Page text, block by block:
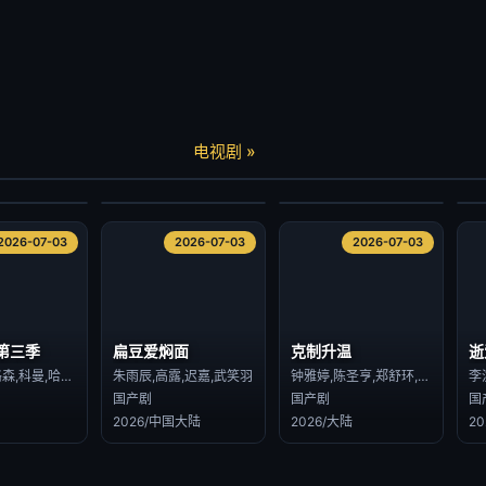
电视剧 »
07-03
2026/台湾
2026-07-03
2026/大陆
2026-07-03
三季
丽贝卡·弗格森,科曼,哈丽特·瓦尔特,才那扎·乌奇,阿维·纳什,亚历山大·莱利,肖恩·麦克雷,雷米·米尔纳,里克·戈麦斯,比利·波斯尔思韦特,克莱尔·珀金斯,阿什利·祖克曼,杰西卡·亨维克,劳拉·伊内斯,杰西卡·布朗·芬德利,莫文·克里斯蒂,里德·伯尼,马特·克拉文,科林·汉克斯,史蒂夫·扎恩
07-03
扁豆爱焖面
朱雨辰,高露,迟嘉,武笑羽
国产剧
2026/中国大陆
2026-07-03
克制升温
钟雅婷,陈圣亨,郑舒环,姚星灏,王蕴凡,周沐,赵漾,芦鑫,丁晓明,林子璐,从瑞麟,孙征宇
国产剧
2026/大陆
2026-07-03
李
国